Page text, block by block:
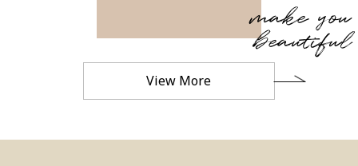
make you
beautiful
View More